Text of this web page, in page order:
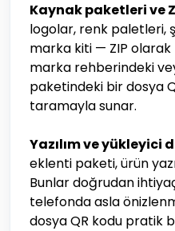
Kaynak paketleri ve
logolar, renk paletleri,
marka kiti — ZIP olarak
marka rehberindeki
paketindeki bir dosya
taramayla sunar.
Yazılım ve yükleyici
eklenti paketi, ürün
Bunlar doğrudan
telefonda asla
dosya QR kodu pratik